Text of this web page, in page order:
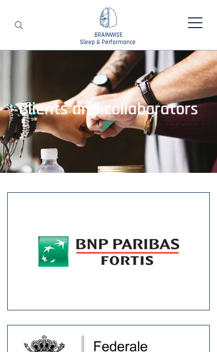
BRAINWISE
Sleep & Performance
Clients and collaborators